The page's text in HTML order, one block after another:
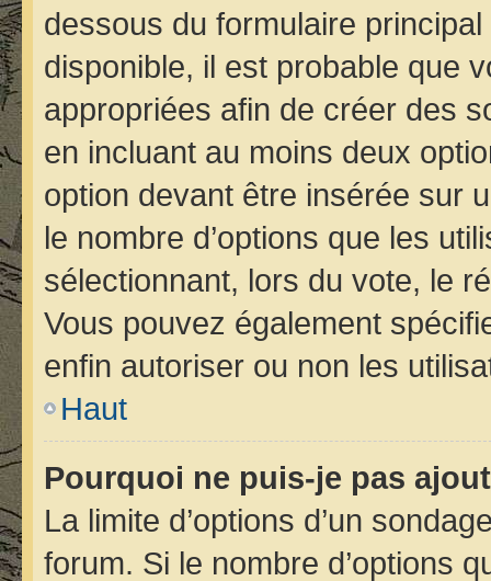
dessous du formulaire
disponible, il est probable que
appropriées afin de créer des
en incluant au moins deux
option devant être insérée sur
le nombre d’options que les
sélectionnant, lors du vote, le
Vous pouvez également
enfin autoriser ou non les
Haut
Pourquoi ne puis-je pas
La limite d’options d’un
forum. Si le nombre d’options